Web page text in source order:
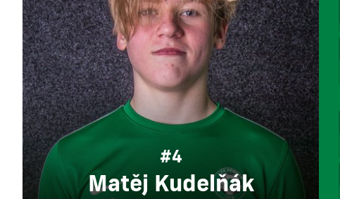
#4
Matěj Kudelňák